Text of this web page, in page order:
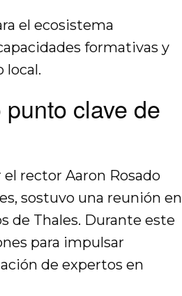
el ecosistema
formativas y
local.
clave de
el rector Aaron Rosado
sostuvo una reunión en
de Thales. Durante este
para impulsar
de expertos en